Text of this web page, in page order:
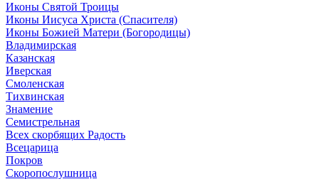
Иконы Святой Троицы
Иконы Иисуса Христа (Спасителя)
Иконы Божией Матери (Богородицы)
Владимирская
Казанская
Иверская
Смоленская
Тихвинская
Знамение
Семистрельная
Всех скорбящих Радость
Всецарица
Покров
Скоропослушница